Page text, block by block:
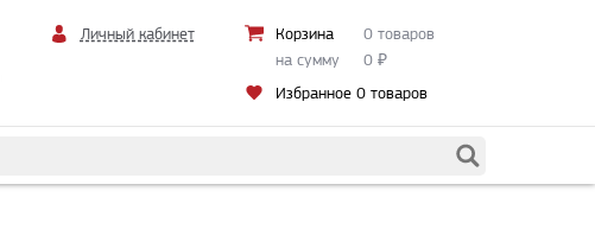
Личный кабинет Корзина
0 товаров
на сумму
0 ₽
Избранное0 товаров